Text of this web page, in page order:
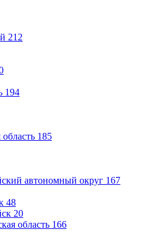
212
194
185
автономный округ 167
48
20
область 166